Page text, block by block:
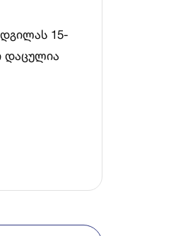
15-
დაცულია